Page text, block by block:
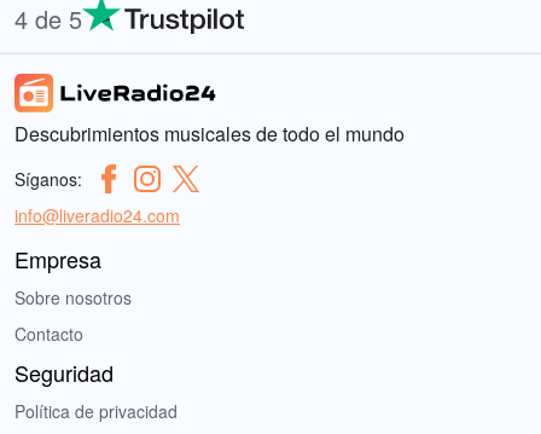
4 de 5
Descubrimientos musicales de todo el mundo
Síganos:
info@liveradio24.com
Empresa
Sobre nosotros
Contacto
Seguridad
Política de privacidad